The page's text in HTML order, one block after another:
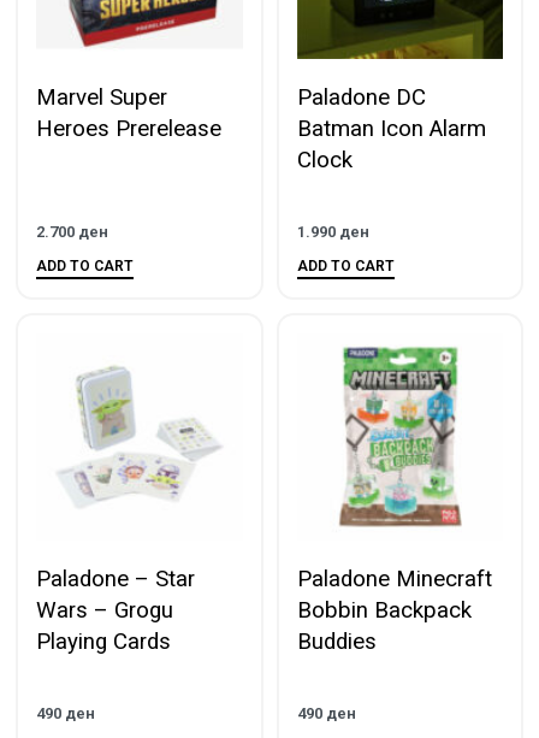
Marvel Super
Heroes Prerelease
2.700 ден
ADD TO CART
Paladone DC
Batman Icon Alarm
Clock
1.990 ден
ADD TO CART
Paladone – Star
Wars – Grogu
Playing Cards
490 ден
Paladone Minecraft
Bobbin Backpack
Buddies
490 ден